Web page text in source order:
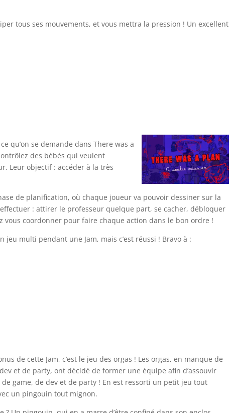
tous ses mouvements, et vous mettra la pression ! Un excellent
qu’on se demande dans There was a
des bébés qui veulent
Leur objectif : accéder à la très
de planification, où chaque joueur va pouvoir dessiner sur la
: attirer le professeur quelque part, se cacher, débloquer
vous coordonner pour faire chaque action dans le bon ordre !
multi pendant une Jam, mais c’est réussi ! Bravo à :
de cette Jam, c’est le jeu des orgas ! Les orgas, en manque de
et de party, ont décidé de former une équipe afin d’assouvir
game, de dev et de party ! En est ressorti un petit jeu tout
un pingouin tout mignon.